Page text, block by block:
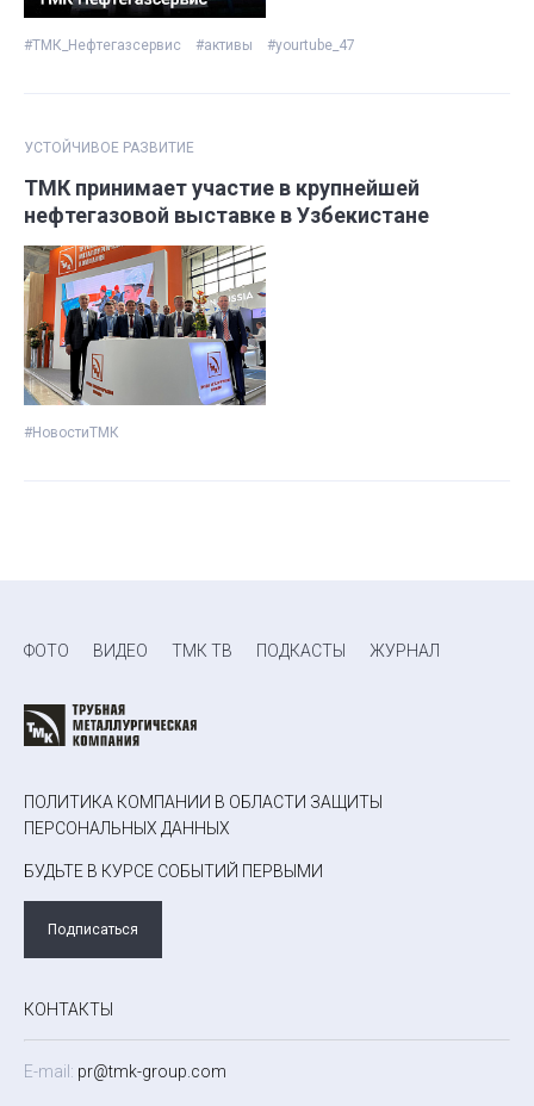
#ТМК_Нефтегазсервис #активы #yourtube_47
УСТОЙЧИВОЕ РАЗВИТИЕ
ТМК принимает участие в крупнейшей
нефтегазовой выставке в Узбекистане
#НовостиТМК
ФОТО ВИДЕО ТМК ТВ ПОДКАСТЫ ЖУРНАЛ
ПОЛИТИКА КОМПАНИИ В ОБЛАСТИ ЗАЩИТЫ
ПЕРСОНАЛЬНЫХ ДАННЫХ
БУДЬТЕ В КУРСЕ СОБЫТИЙ ПЕРВЫМИ
Подписаться
КОНТАКТЫ
E-mail: pr@tmk-group.com